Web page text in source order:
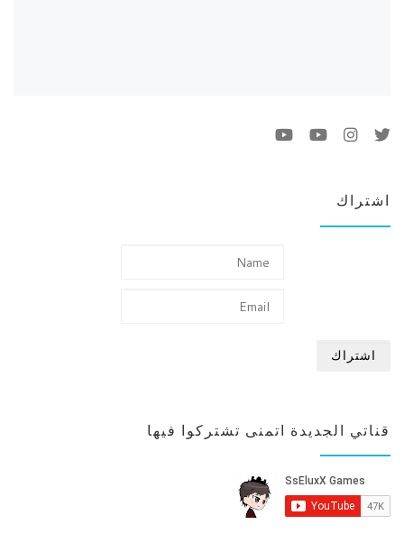
اشتراك
قناتي الجديدة اتمنى تشتركوا فيها